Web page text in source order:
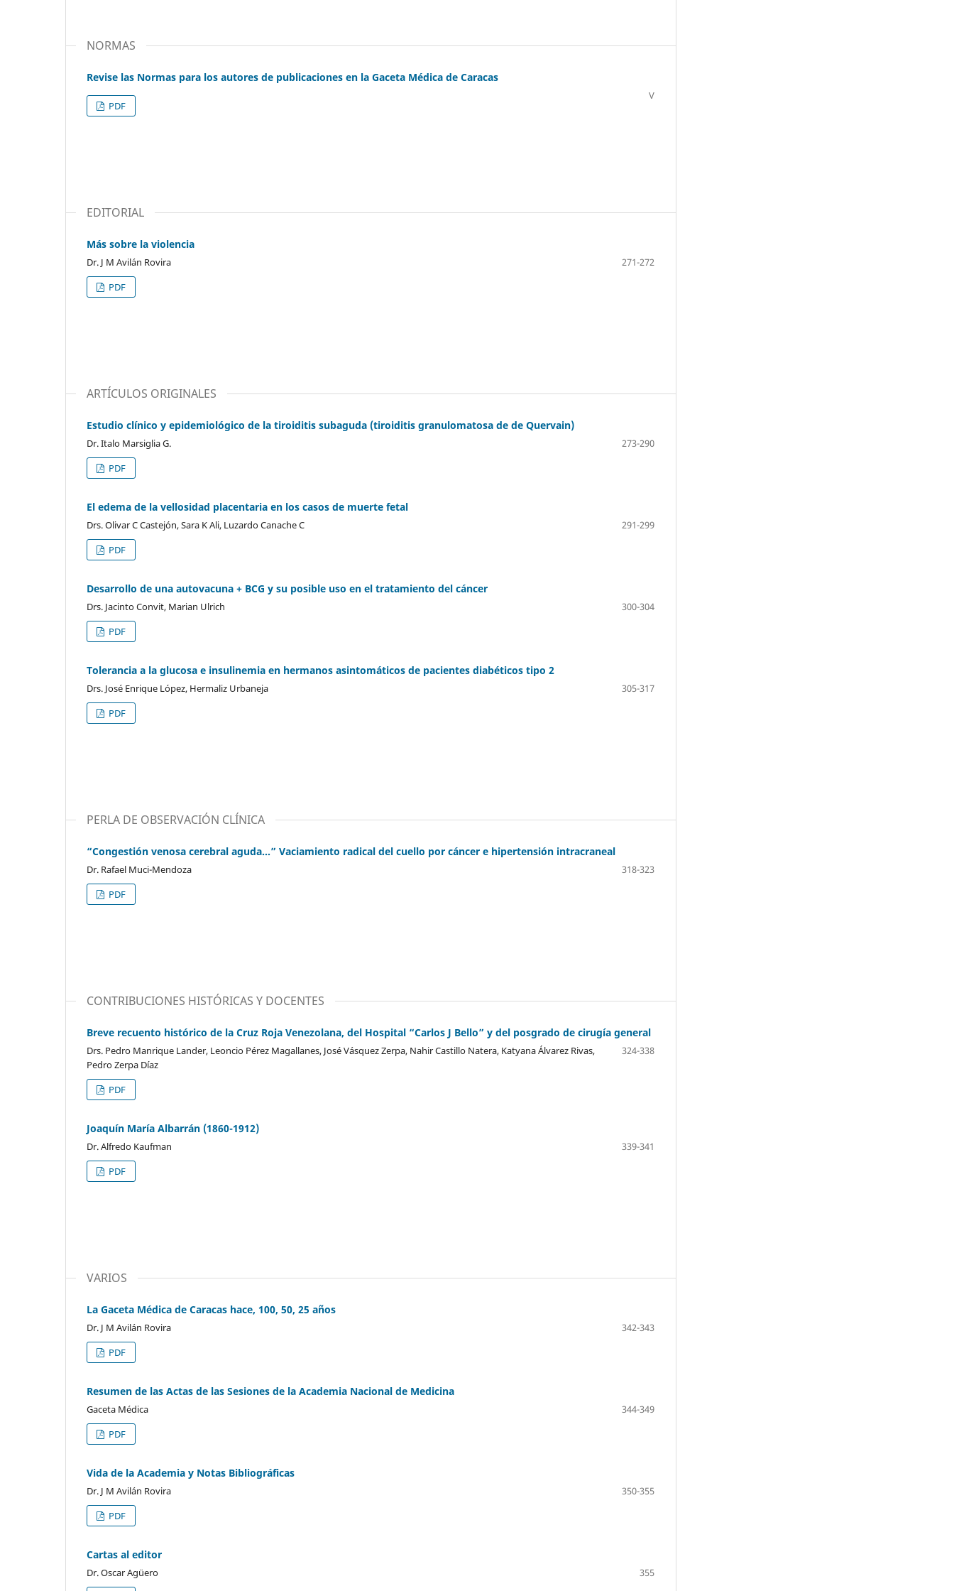
NORMAS
Revise las Normas para los autores de publicaciones en la Gaceta Médica de Caracas
V
PDF
EDITORIAL
Más sobre la violencia
Dr. J M Avilán Rovira
271-272
PDF
ARTÍCULOS ORIGINALES
Estudio clínico y epidemiológico de la tiroiditis subaguda (tiroiditis granulomatosa de de Quervain)
Dr. Italo Marsiglia G.
273-290
PDF
El edema de la vellosidad placentaria en los casos de muerte fetal
Drs. Olivar C Castejón, Sara K Ali, Luzardo Canache C
291-299
PDF
Desarrollo de una autovacuna + BCG y su posible uso en el tratamiento del cáncer
Drs. Jacinto Convit, Marian Ulrich
300-304
PDF
Tolerancia a la glucosa e insulinemia en hermanos asintomáticos de pacientes diabéticos tipo 2
Drs. José Enrique López, Hermaliz Urbaneja
305-317
PDF
PERLA DE OBSERVACIÓN CLÍNICA
“Congestión venosa cerebral aguda…” Vaciamiento radical del cuello por cáncer e hipertensión intracraneal
Dr. Rafael Muci-Mendoza
318-323
PDF
CONTRIBUCIONES HISTÓRICAS Y DOCENTES
Breve recuento histórico de la Cruz Roja Venezolana, del Hospital “Carlos J Bello” y del posgrado de cirugía general
Drs. Pedro Manrique Lander, Leoncio Pérez Magallanes, José Vásquez Zerpa, Nahir Castillo Natera, Katyana Álvarez Rivas,
Pedro Zerpa Díaz
324-338
PDF
Joaquín María Albarrán (1860-1912)
Dr. Alfredo Kaufman
339-341
PDF
VARIOS
La Gaceta Médica de Caracas hace, 100, 50, 25 años
Dr. J M Avilán Rovira
342-343
PDF
Resumen de las Actas de las Sesiones de la Academia Nacional de Medicina
Gaceta Médica
344-349
PDF
Vida de la Academia y Notas Bibliográficas
Dr. J M Avilán Rovira
350-355
PDF
Cartas al editor
Dr. Oscar Agüero
355